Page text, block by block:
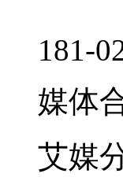
181-
媒体
艾媒